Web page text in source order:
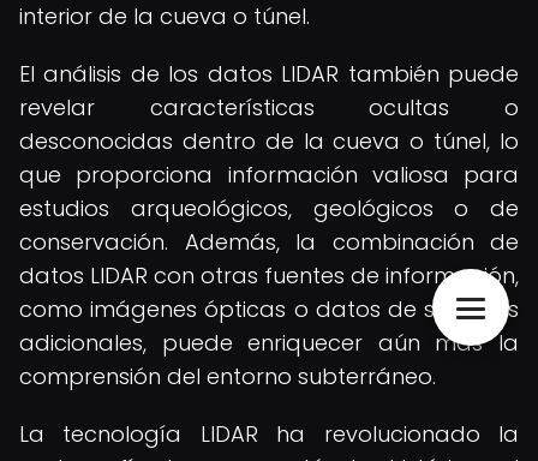
interior de la cueva o túnel.
El análisis de los datos LIDAR también puede
revelar características ocultas o
desconocidas dentro de la cueva o túnel, lo
que proporciona información valiosa para
estudios arqueológicos, geológicos o de
conservación. Además, la combinación de
datos LIDAR con otras fuentes de información,
como imágenes ópticas o datos de sensores
adicionales, puede enriquecer aún más la
comprensión del entorno subterráneo.
La tecnología LIDAR ha revolucionado la